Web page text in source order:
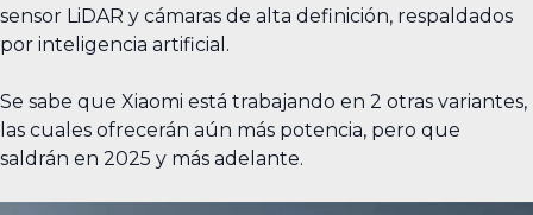
sensor LiDAR y cámaras de alta definición, respaldados
por inteligencia artificial.
Se sabe que Xiaomi está trabajando en 2 otras variantes,
las cuales ofrecerán aún más potencia, pero que
saldrán en 2025 y más adelante.